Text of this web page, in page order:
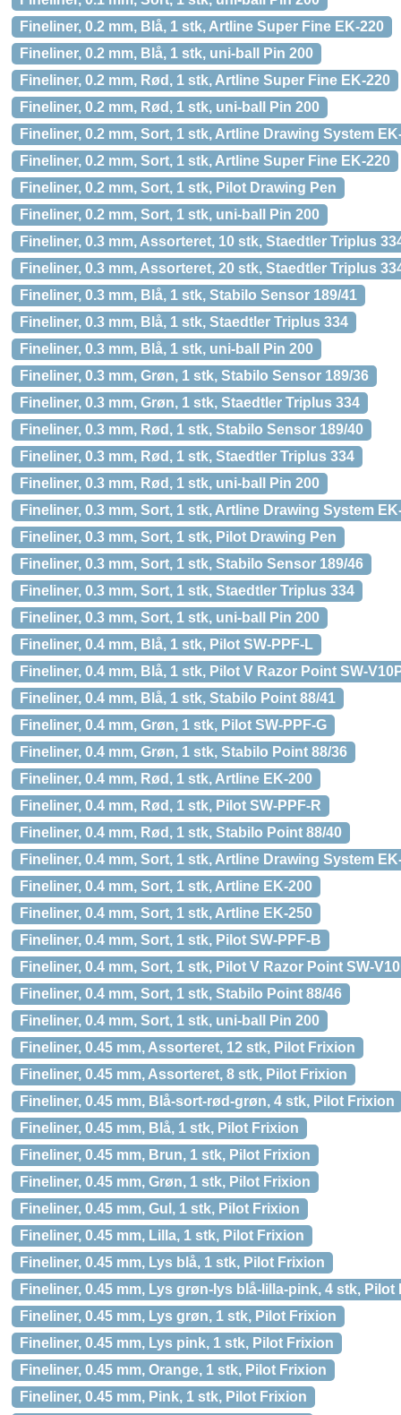
Fineliner, 0.2 mm, Blå, 1 stk, Artline Super Fine EK-220
Fineliner, 0.2 mm, Blå, 1 stk, uni-ball Pin 200
Fineliner, 0.2 mm, Rød, 1 stk, Artline Super Fine EK-220
Fineliner, 0.2 mm, Rød, 1 stk, uni-ball Pin 200
Fineliner, 0.2 mm, Sort, 1 stk, Artline Drawing System
Fineliner, 0.2 mm, Sort, 1 stk, Artline Super Fine EK-220
Fineliner, 0.2 mm, Sort, 1 stk, Pilot Drawing Pen
Fineliner, 0.2 mm, Sort, 1 stk, uni-ball Pin 200
Fineliner, 0.3 mm, Assorteret, 10 stk, Staedtler Triplus
Fineliner, 0.3 mm, Assorteret, 20 stk, Staedtler Triplus
Fineliner, 0.3 mm, Blå, 1 stk, Stabilo Sensor 189/41
Fineliner, 0.3 mm, Blå, 1 stk, Staedtler Triplus 334
Fineliner, 0.3 mm, Blå, 1 stk, uni-ball Pin 200
Fineliner, 0.3 mm, Grøn, 1 stk, Stabilo Sensor 189/36
Fineliner, 0.3 mm, Grøn, 1 stk, Staedtler Triplus 334
Fineliner, 0.3 mm, Rød, 1 stk, Stabilo Sensor 189/40
Fineliner, 0.3 mm, Rød, 1 stk, Staedtler Triplus 334
Fineliner, 0.3 mm, Rød, 1 stk, uni-ball Pin 200
Fineliner, 0.3 mm, Sort, 1 stk, Artline Drawing System
Fineliner, 0.3 mm, Sort, 1 stk, Pilot Drawing Pen
Fineliner, 0.3 mm, Sort, 1 stk, Stabilo Sensor 189/46
Fineliner, 0.3 mm, Sort, 1 stk, Staedtler Triplus 334
Fineliner, 0.3 mm, Sort, 1 stk, uni-ball Pin 200
Fineliner, 0.4 mm, Blå, 1 stk, Pilot SW-PPF-L
Fineliner, 0.4 mm, Blå, 1 stk, Pilot V Razor Point SW-
Fineliner, 0.4 mm, Blå, 1 stk, Stabilo Point 88/41
Fineliner, 0.4 mm, Grøn, 1 stk, Pilot SW-PPF-G
Fineliner, 0.4 mm, Grøn, 1 stk, Stabilo Point 88/36
Fineliner, 0.4 mm, Rød, 1 stk, Artline EK-200
Fineliner, 0.4 mm, Rød, 1 stk, Pilot SW-PPF-R
Fineliner, 0.4 mm, Rød, 1 stk, Stabilo Point 88/40
Fineliner, 0.4 mm, Sort, 1 stk, Artline Drawing System
Fineliner, 0.4 mm, Sort, 1 stk, Artline EK-200
Fineliner, 0.4 mm, Sort, 1 stk, Artline EK-250
Fineliner, 0.4 mm, Sort, 1 stk, Pilot SW-PPF-B
Fineliner, 0.4 mm, Sort, 1 stk, Pilot V Razor Point SW-
Fineliner, 0.4 mm, Sort, 1 stk, Stabilo Point 88/46
Fineliner, 0.4 mm, Sort, 1 stk, uni-ball Pin 200
Fineliner, 0.45 mm, Assorteret, 12 stk, Pilot Frixion
Fineliner, 0.45 mm, Assorteret, 8 stk, Pilot Frixion
Fineliner, 0.45 mm, Blå-sort-rød-grøn, 4 stk, Pilot Frixion
Fineliner, 0.45 mm, Blå, 1 stk, Pilot Frixion
Fineliner, 0.45 mm, Brun, 1 stk, Pilot Frixion
Fineliner, 0.45 mm, Grøn, 1 stk, Pilot Frixion
Fineliner, 0.45 mm, Gul, 1 stk, Pilot Frixion
Fineliner, 0.45 mm, Lilla, 1 stk, Pilot Frixion
Fineliner, 0.45 mm, Lys blå, 1 stk, Pilot Frixion
Fineliner, 0.45 mm, Lys grøn-lys blå-lilla-pink, 4 stk, Pilot
Fineliner, 0.45 mm, Lys grøn, 1 stk, Pilot Frixion
Fineliner, 0.45 mm, Lys pink, 1 stk, Pilot Frixion
Fineliner, 0.45 mm, Orange, 1 stk, Pilot Frixion
Fineliner, 0.45 mm, Pink, 1 stk, Pilot Frixion